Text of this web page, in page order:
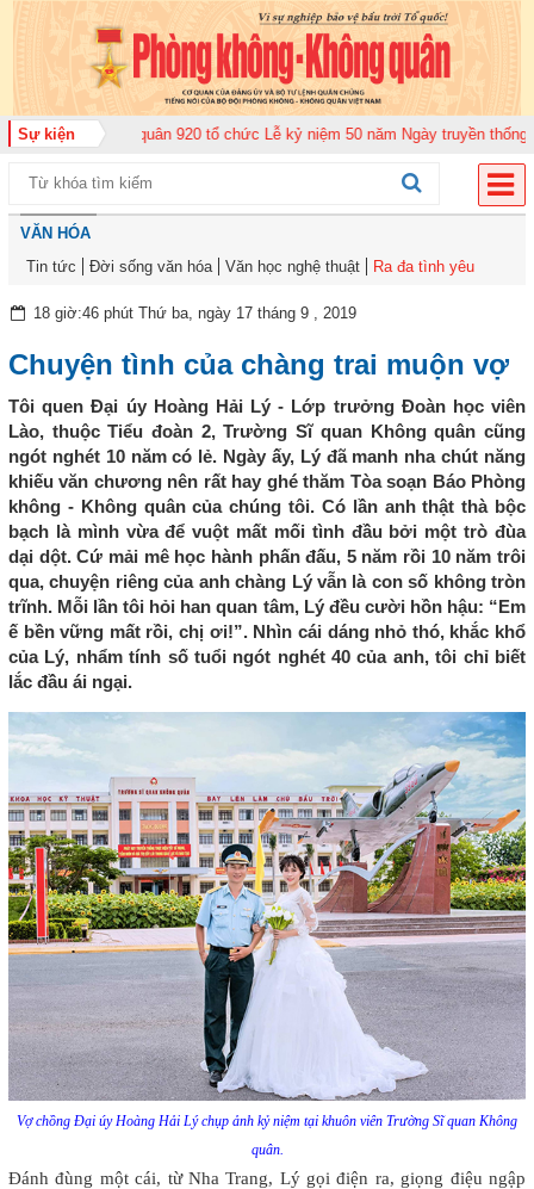
Sự kiện
đoàn Không quân 920 tổ chức Lễ kỷ niệm 50 năm Ngày truyền thống (12-
VĂN HÓA
Tin tức
Đời sống văn hóa Văn học nghệ thuật Ra đa tình yêu
18 giờ:46 phút Thứ ba, ngày 17 tháng 9 , 2019
Chuyện tình của chàng trai muộn vợ
Tôi quen Đại úy Hoàng Hải Lý - Lớp trưởng Đoàn học viên
Lào, thuộc Tiểu đoàn 2, Trường Sĩ quan Không quân cũng
ngót nghét 10 năm có lẻ. Ngày ấy, Lý đã manh nha chút năng
khiếu văn chương nên rất hay ghé thăm Tòa soạn Báo Phòng
không - Không quân của chúng tôi. Có lần anh thật thà bộc
bạch là mình vừa để vuột mất mối tình đầu bởi một trò đùa
dại dột. Cứ mải mê học hành phấn đấu, 5 năm rồi 10 năm trôi
qua, chuyện riêng của anh chàng Lý vẫn là con số không tròn
trĩnh. Mỗi lần tôi hỏi han quan tâm, Lý đều cười hồn hậu: “Em
ế bền vững mất rồi, chị ơi!”. Nhìn cái dáng nhỏ thó, khắc khổ
của Lý, nhẩm tính số tuổi ngót nghét 40 của anh, tôi chỉ biết
lắc đầu ái ngại.
Vợ chồng Đại úy Hoàng Hải Lý chụp ảnh kỷ niệm tại khuôn viên Trường Sĩ quan Không
quân.
Đánh đùng một cái, từ Nha Trang, Lý gọi điện ra, giọng điệu ngập